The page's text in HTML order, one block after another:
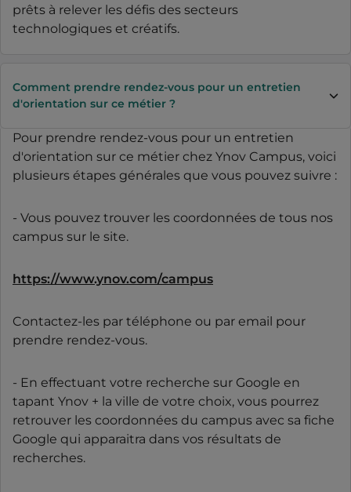
prêts à relever les défis des secteurs
technologiques et créatifs.
Comment prendre rendez-vous pour un entretien
d'orientation sur ce métier ?
Pour prendre rendez-vous pour un entretien
d'orientation sur ce métier chez Ynov Campus, voici
plusieurs étapes générales que vous pouvez suivre :
- Vous pouvez trouver les coordonnées de tous nos
campus sur le site.
https://www.ynov.com/campus
Contactez-les par téléphone ou par email pour
prendre rendez-vous.
- En effectuant votre recherche sur Google en
tapant Ynov + la ville de votre choix, vous pourrez
retrouver les coordonnées du campus avec sa fiche
Google qui apparaitra dans vos résultats de
recherches.